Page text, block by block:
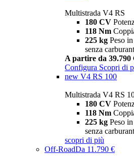
Multistrada V4 RS
180 CV
118 Nm
225 kg Peso
senza
A partire da 39.790
Configura Scopri di
new V4 RS 100
Multistrada V4 RS
180 CV
118 Nm
225 kg Peso
senza
scopri di più
Off-RoadDa 11.790 €